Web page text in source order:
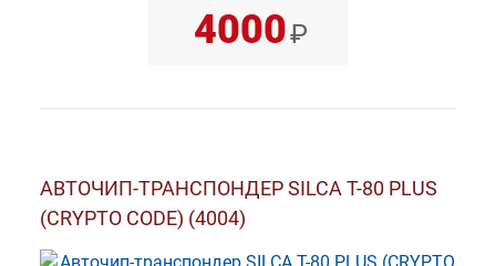
4000₽
АВТОЧИП-ТРАНСПОНДЕР SILCA T-80 PLUS
(CRYPTO CODE) (4004)